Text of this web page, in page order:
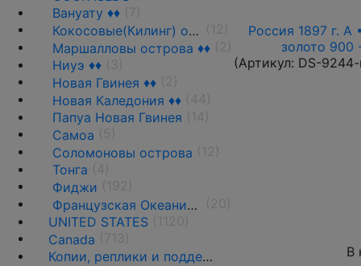
Вануату ♦♦
Кокосовые(Килинг) острова ♦♦
Маршалловы острова ♦♦
Ниуэ ♦♦
Новая Гвинея ♦♦
Новая Каледония ♦♦
Папуа Новая Гвинея
Самоа
Соломоновы острова
Тонга
Фиджи
Французская Океания/Полинезия ♦♦
UNITED STATES
Canada
Копии, реплики и подделки
Россия 1897 г. А
золото 900
(Артикул: DS-
В